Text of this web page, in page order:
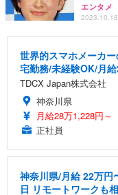
エンタメ
世界的スマホメーカ
宅勤務/未経験OK/月
TDCX Japan株式会社
神奈川県
月給28万1,228円～
正社員
神奈川県/月給 22万円
日 リモートワークも